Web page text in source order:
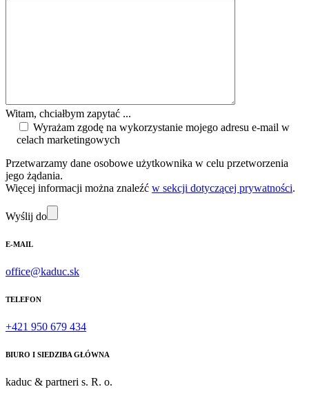
Witam, chciałbym zapytać ...
Wyrażam zgodę na wykorzystanie mojego adresu e-mail w
celach marketingowych
Przetwarzamy dane osobowe użytkownika w celu przetworzenia
jego żądania.
Więcej informacji można znaleźć w sekcji dotyczącej prywatności.
Wyślij do
E-MAIL
office@kaduc.sk
TELEFON
+421 950 679 434
BIURO I SIEDZIBA GŁÓWNA
kaduc & partneri s. R. o.